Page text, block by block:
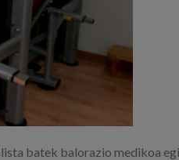
batek balorazio medikoa